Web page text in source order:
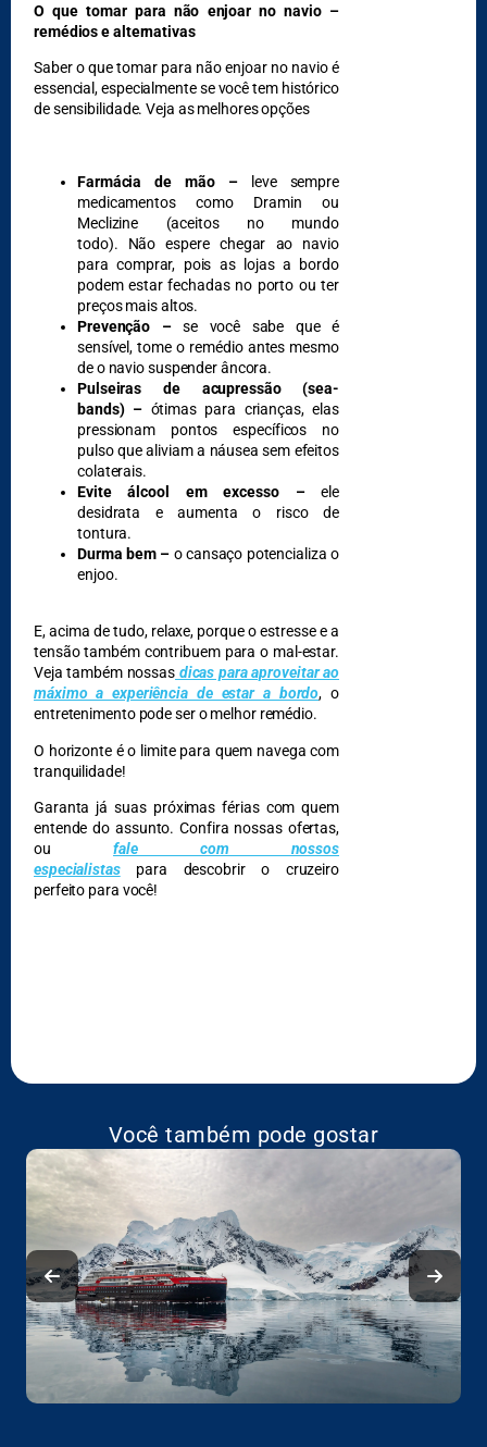
O que tomar para não enjoar no navio –
remédios e alternativas
Saber o que tomar para não enjoar no navio é
essencial, especialmente se você tem histórico
de sensibilidade. Veja as melhores opções
Farmácia de mão –leve sempre
medicamentos como Dramin ou
Meclizine (aceitos no mundo
todo). Não espere chegar ao navio
para comprar, pois as lojas a bordo
podem estar fechadas no porto ou ter
preços mais altos.
Prevenção –se você sabe que é
sensível, tome o remédio antes mesmo
de o navio suspender âncora.
Pulseiras de acupressão (sea-
bands) – ótimas para crianças, elas
pressionam pontos específicos no
pulso que aliviam a náusea sem efeitos
colaterais.
Evite álcool em excesso –ele
desidrata e aumenta o risco de
tontura.
Durma bem – o cansaço potencializa o
enjoo.
E, acima de tudo, relaxe, porque o estresse e a
tensão também contribuem para o mal-estar.
Veja também nossasdicas para aproveitar ao
máximo a experiência de estar a bordo, o
entretenimento pode ser o melhor remédio.
O horizonte é o limite para quem navega com
tranquilidade!
Garanta já suas próximas férias com quem
entende do assunto. Confira nossas ofertas,
ou fale com nossos
especialistaspara descobrir o cruzeiro
perfeito para você!
Você também pode gostar